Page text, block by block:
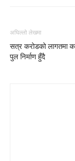
अघिल्लो लेखमा
सत्र करोडको लागतमा
पुल निर्माण हुँदै